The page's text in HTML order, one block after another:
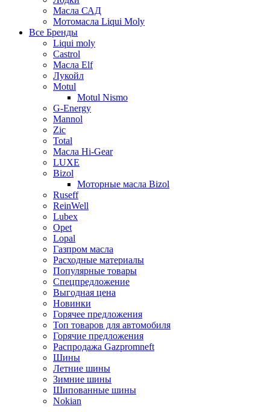
Масла САД
Мотомасла Liqui Moly
Все Бренды
Liqui moly
Castrol
Масла Elf
Лукойл
Motul
Motul Nismo
G-Energy
Mannol
Zic
Total
Масла Hi-Gear
LUXE
Bizol
Моторные масла Bizol
Ruseff
ReinWell
Lubex
Opet
Lopal
Газпром масла
Расходные материалы
Популярные товары
Спецпредложение
Выгодная цена
Новинки
Горячее предложения
Топ товаров для автомобиля
Горячие предложения
Распродажа Gazpromneft
Шины
Летние шины
Зимние шины
Шипованные шины
Nokian